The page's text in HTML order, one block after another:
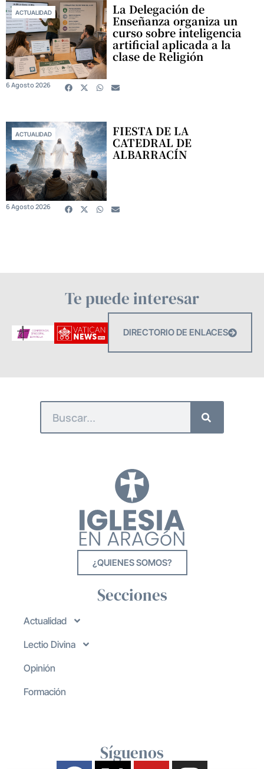
ACTUALIDAD La Delegación de
Enseñanza organiza un
curso sobre inteligencia
artificial aplicada a la
clase de Religión
6 Agosto 2026
ACTUALIDAD FIESTA DE LA
CATEDRAL DE
ALBARRACÍN
6 Agosto 2026
Te puede interesar
DIRECTORIO DE ENLACES
¿QUIENES SOMOS?
Secciones
Actualidad
Lectio Divina
Opinión
Formación
Síguenos